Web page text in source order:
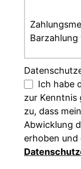
Ich habe
zur Kenntnis
zu, dass
Abwicklung
erhoben